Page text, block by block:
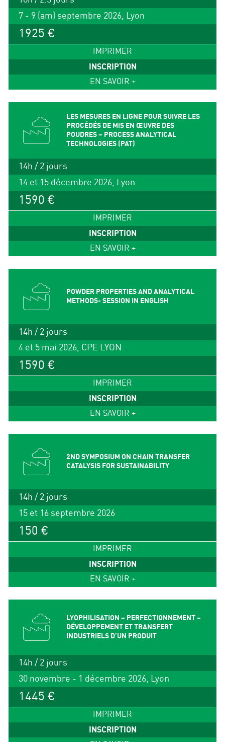
7 - 9 (am) septembre 2026, Lyon
1925 €
IMPRIMER
INSCRIPTION
EN SAVOIR +
LES MESURES EN LIGNE POUR SUIVRE LES
PROCÉDÉS DE MIS EN ŒUVRE DES
POUDRES – PROCESS ANALYTICAL
TECHNOLOGIES (PAT)
14h / 2 jours
14 et 15 décembre 2026, Lyon
1590 €
IMPRIMER
INSCRIPTION
EN SAVOIR +
POWDER PROPERTIES AND ANALYTICAL
METHODS- SESSION IN ENGLISH
14h / 2 jours
4 et 5 mai 2026, CPE LYON
1590 €
IMPRIMER
INSCRIPTION
EN SAVOIR +
2ND SYMPOSIUM ON CHAIN TRANSFER
CATALYSIS FOR SUSTAINABILITY
14h / 2 jours
15 et 16 septembre 2026
150 €
IMPRIMER
INSCRIPTION
EN SAVOIR +
LYOPHILISATION – PERFECTIONNEMENT –
DÉVELOPPEMENT ET TRANSFERT
INDUSTRIELS D’UN PRODUIT
14h / 2 jours
30 novembre - 1 décembre 2026, Lyon
1445 €
IMPRIMER
INSCRIPTION